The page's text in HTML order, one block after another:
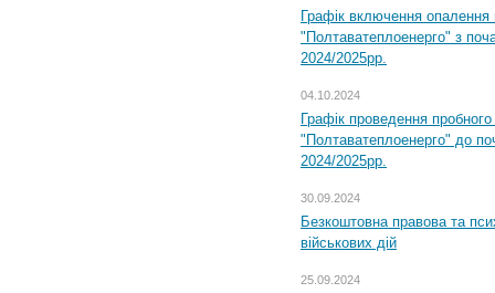
Графік включення
"Полтаватеплоенерго" з
2024/2025рр.
04.10.2024
Графік проведення
"Полтаватеплоенерго" до
2024/2025рр.
30.09.2024
Безкоштовна правова та
військових дій
25.09.2024